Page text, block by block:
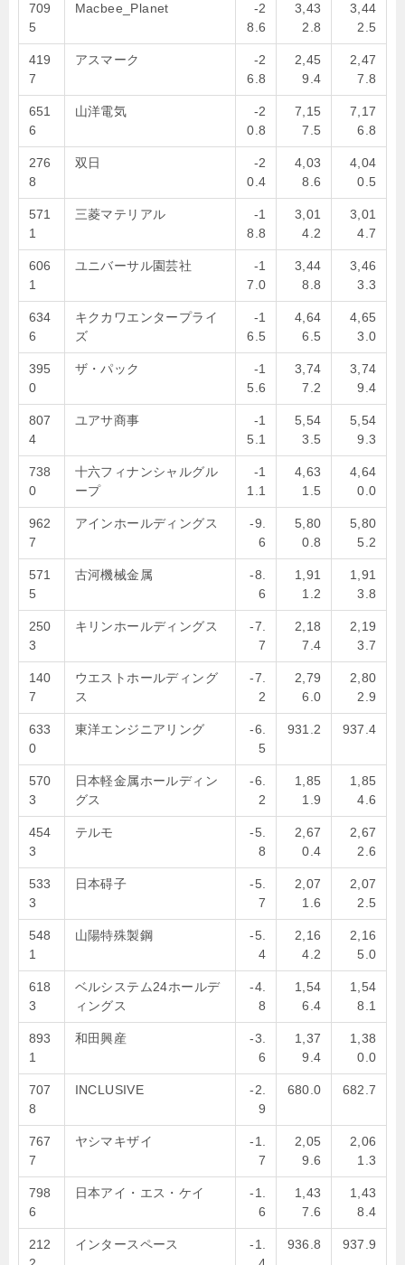
709
5
Macbee_Planet
-2
8.6
3,43
2.8
3,44
2.5
419
7
アスマーク
-2
6.8
2,45
9.4
2,47
7.8
651
6
山洋電気
-2
0.8
7,15
7.5
7,17
6.8
276
8
双日
-2
0.4
4,03
8.6
4,04
0.5
571
1
三菱マテリアル
-1
8.8
3,01
4.2
3,01
4.7
606
1
ユニバーサル園芸社
-1
7.0
3,44
8.8
3,46
3.3
634
6
キクカワエンタープライ
ズ
-1
6.5
4,64
6.5
4,65
3.0
395
0
ザ・パック
-1
5.6
3,74
7.2
3,74
9.4
807
4
ユアサ商事
-1
5.1
5,54
3.5
5,54
9.3
738
0
十六フィナンシャルグル
ープ
-1
1.1
4,63
1.5
4,64
0.0
962
7
アインホールディングス
-9.
6
5,80
0.8
5,80
5.2
571
5
古河機械金属
-8.
6
1,91
1.2
1,91
3.8
250
3
キリンホールディングス
-7.
7
2,18
7.4
2,19
3.7
140
7
ウエストホールディング
ス
-7.
2
2,79
6.0
2,80
2.9
633
0
東洋エンジニアリング
-6.
5
931.2 937.4
570
3
日本軽金属ホールディン
グス
-6.
2
1,85
1.9
1,85
4.6
454
3
テルモ
-5.
8
2,67
0.4
2,67
2.6
533
3
日本碍子
-5.
7
2,07
1.6
2,07
2.5
548
1
山陽特殊製鋼
-5.
4
2,16
4.2
2,16
5.0
618
3
ベルシステム24ホールデ
ィングス
-4.
8
1,54
6.4
1,54
8.1
893
1
和田興産
-3.
6
1,37
9.4
1,38
0.0
707
8
INCLUSIVE
-2.
9
680.0 682.7
767
7
ヤシマキザイ
-1.
7
2,05
9.6
2,06
1.3
798
6
日本アイ・エス・ケイ
-1.
6
1,43
7.6
1,43
8.4
212
インタースペース
-1.
936.8 937.9